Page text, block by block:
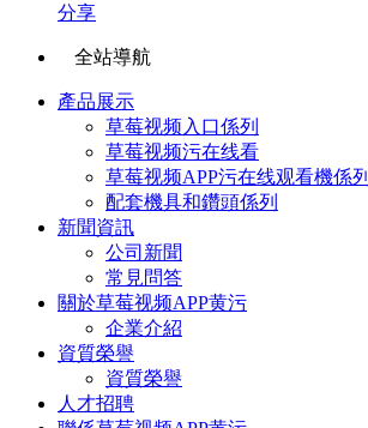
分享
全站導航
產品展示
草莓视频入口係列
草莓视频污在线看
草莓视频APP污在线观看機係列
配套機具和鑽頭係列
新聞資訊
公司新聞
常見問答
關於草莓视频APP黄污
企業介紹
資質榮譽
資質榮譽
人才招聘